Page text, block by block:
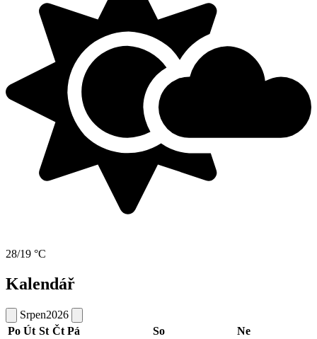
28/19 °C
Kalendář
Srpen2026
Po Út St Čt Pá So Ne